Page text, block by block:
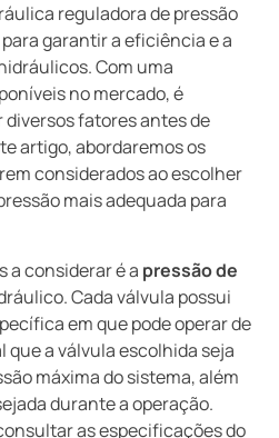
reguladora de pressão
garantir a eficiência e a
Com uma
no mercado, é
fatores antes de
artigo, abordaremos os
considerados ao escolher
mais adequada para
a considerar é a pressão de
Cada válvula possui
em que pode operar de
que a válvula escolhida seja
máxima do sistema, além
durante a operação.
as especificações do